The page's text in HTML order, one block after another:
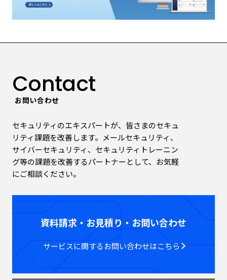
Contact
お問い合わせ
セキュリティのエキスパートが、皆さまのセキュ
リティ課題を改善します。メールセキュリティ、
サイバーセキュリティ、セキュリティトレーニン
グ等の課題を改善するパートナーとして、お気軽
にご相談ください。
資料請求・お見積り・お問い合わせ
サービスに関するお問い合わせはこちら